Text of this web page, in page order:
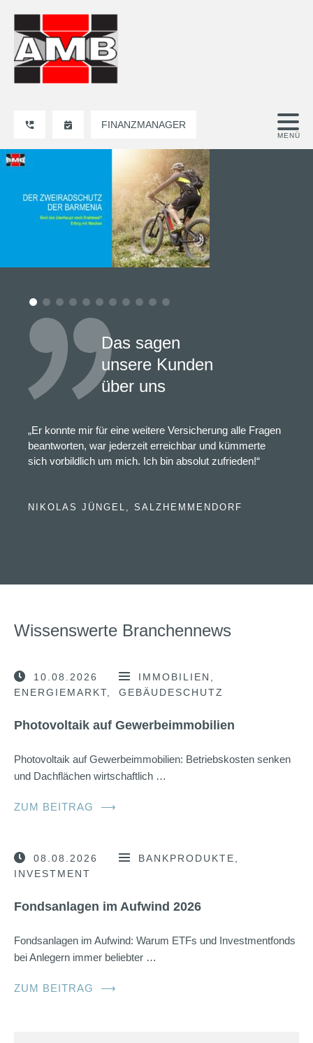
FINANZMANAGER
Das sagen
unsere Kunden
über uns
„Er konnte mir für eine weitere Versicherung alle Fragen
beantworten, war jederzeit erreichbar und kümmerte
sich vorbildlich um mich. Ich bin absolut zufrieden!“
NIKOLAS JÜNGEL, SALZHEMMENDORF
Wissenswerte Branchennews
10.08.2026
IMMOBILIEN
ENERGIEMARKT
GEBÄUDESCHUTZ
Photovoltaik auf Gewerbeimmobilien
Photovoltaik auf Gewerbeimmobilien: Betriebskosten senken
und Dachflächen wirtschaftlich …
ZUM BEITRAG ⟶
08.08.2026
BANKPRODUKTE
INVESTMENT
Fondsanlagen im Aufwind 2026
Fondsanlagen im Aufwind: Warum ETFs und Investmentfonds
bei Anlegern immer beliebter …
ZUM BEITRAG ⟶